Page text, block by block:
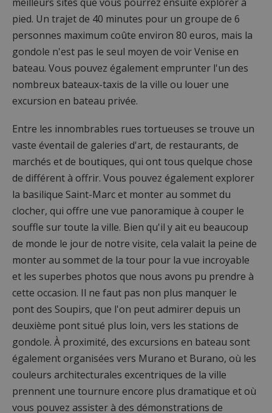
meilleurs sites que vous pourrez ensuite explorer à
pied. Un trajet de 40 minutes pour un groupe de 6
personnes maximum coûte environ 80 euros, mais la
gondole n'est pas le seul moyen de voir Venise en
bateau. Vous pouvez également emprunter l'un des
nombreux bateaux-taxis de la ville ou louer une
excursion en bateau privée.
Entre les innombrables rues tortueuses se trouve un
vaste éventail de galeries d'art, de restaurants, de
marchés et de boutiques, qui ont tous quelque chose
de différent à offrir. Vous pouvez également explorer
la basilique Saint-Marc et monter au sommet du
clocher, qui offre une vue panoramique à couper le
souffle sur toute la ville. Bien qu'il y ait eu beaucoup
de monde le jour de notre visite, cela valait la peine de
monter au sommet de la tour pour la vue incroyable
et les superbes photos que nous avons pu prendre à
cette occasion. Il ne faut pas non plus manquer le
pont des Soupirs, que l'on peut admirer depuis un
deuxième pont situé plus loin, vers les stations de
gondole. À proximité, des excursions en bateau sont
également organisées vers Murano et Burano, où les
couleurs architecturales excentriques de la ville
prennent une tournure encore plus dramatique et où
vous pouvez assister à des démonstrations de